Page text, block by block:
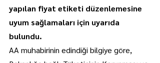
yapılan fiyat etiketi düzenlemesine
uyum sağlamaları için uyarıda
bulundu.
AA muhabirinin edindiği bilgiye göre,